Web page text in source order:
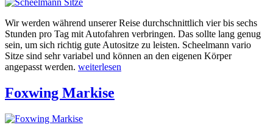
Wir werden während unserer Reise durchschnittlich vier bis sechs
Stunden pro Tag mit Autofahren verbringen. Das sollte lang genug
sein, um sich richtig gute Autositze zu leisten. Scheelmann vario
Sitze sind sehr variabel und können an den eigenen Körper
angepasst werden. weiterlesen
Foxwing Markise